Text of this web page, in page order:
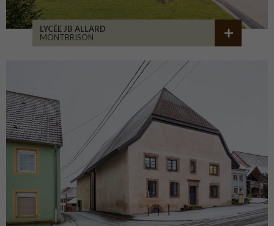
LYCÉE JB ALLARD
MONTBRISON